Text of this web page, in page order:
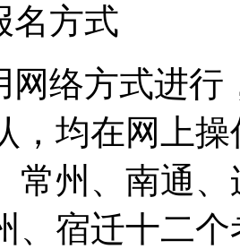
名方式
网络方式进行
，均在网上
常州、南通
、宿迁十二